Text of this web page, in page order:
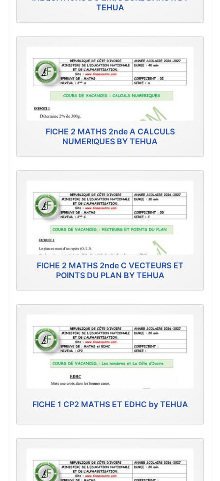
TEHUA
FICHE 2 MATHS 2nde A CALCULS
NUMERIQUES BY TEHUA
FICHE 2 MATHS 2nde C VECTEURS ET
POINTS DU PLAN BY TEHUA
FICHE 1 CP2 MATHS ET EDHC by TEHUA